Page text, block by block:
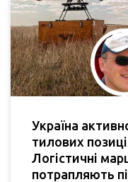
Україна
тилових
Логістичні
потрапляють